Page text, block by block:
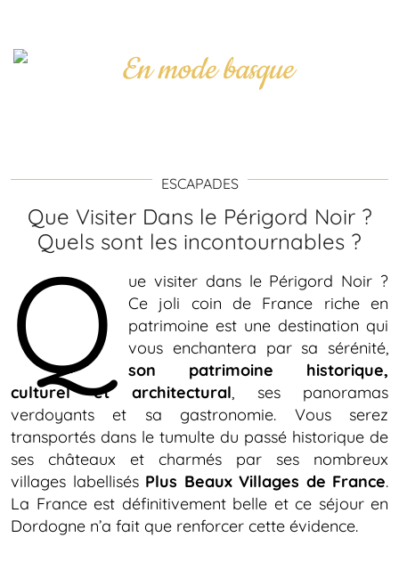
ESCAPADES
Que Visiter Dans le Périgord Noir ?
Quels sont les incontournables ?
Q
ue visiter dans le Périgord Noir ?
Ce joli coin de France riche en
patrimoine est une destination qui
vous enchantera par sa sérénité,
son patrimoine historique,
culturel et architectural, ses panoramas
verdoyants et sa gastronomie. Vous serez
transportés dans le tumulte du passé historique de
ses châteaux et charmés par ses nombreux
villages labellisés Plus Beaux Villages de France.
La France est définitivement belle et ce séjour en
Dordogne n’a fait que renforcer cette évidence.